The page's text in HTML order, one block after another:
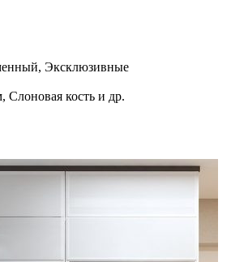
Эксклюзивные
Слоновая кость и др.